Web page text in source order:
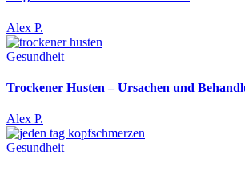
Alex P.
Gesundheit
Trockener Husten – Ursachen und
Alex P.
Gesundheit